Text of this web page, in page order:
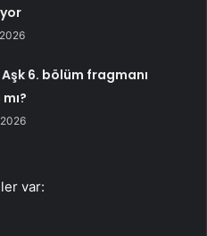
6. bölüm fragmanı
var: